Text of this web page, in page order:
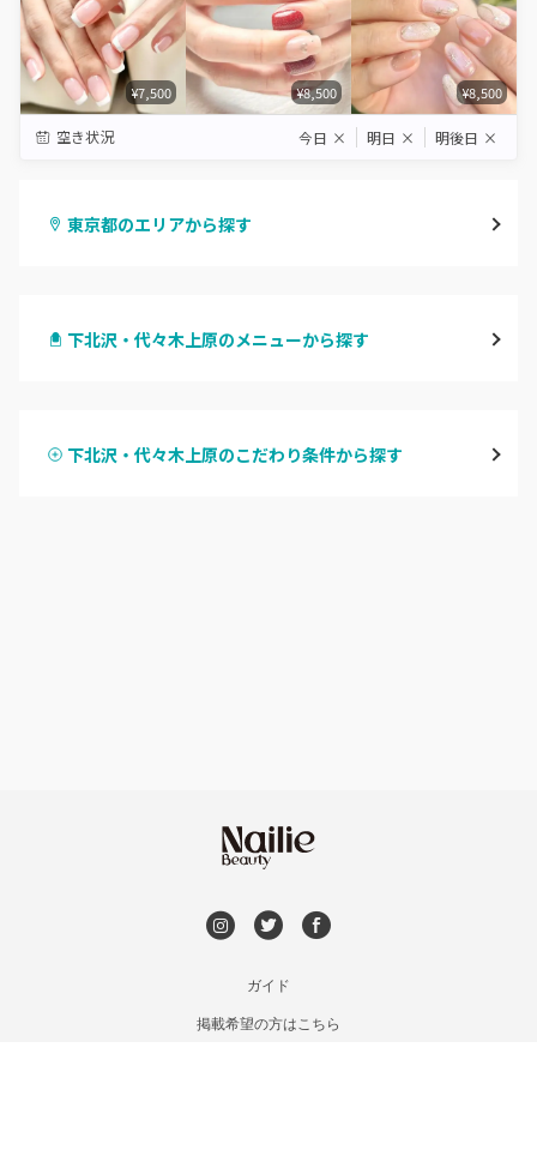
¥7,500 ¥8,500 ¥8,500
空き状況 今日 × 明日 × 明後日 ×
東京都のエリアから探す
下北沢・代々木上原のメニューから探す
ハンドスカルプ
下北沢・代々木上原のこだわり条件から探す
ガイド
掲載希望の方はこちら